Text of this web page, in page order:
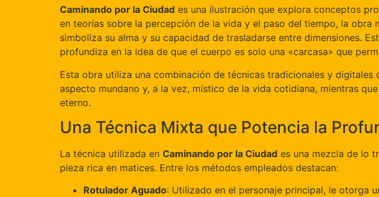
Caminando por la Ciudad es una ilustración que explora conceptos
en teorías sobre la percepción de la vida y el paso del tiempo, la obra
simboliza su alma y su capacidad de trasladarse entre dimensiones.
profundiza en la idea de que el cuerpo es solo una «carcasa» que
Esta obra utiliza una combinación de técnicas tradicionales y
aspecto mundano y, a la vez, místico de la vida cotidiana, mientras
eterno.
Una Técnica Mixta que Potencia la
La técnica utilizada en Caminando por la Ciudad es una mezcla de lo
pieza rica en matices. Entre los métodos empleados destacan:
Rotulador Aguado: Utilizado en el personaje principal, le otorga